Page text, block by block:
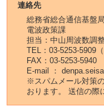
連絡先
総務省総合通信基盤
電波政策課
担当：中山周波数調
TEL：03-5253-5909（
FAX：03-5253-5940
E-mail ：
※スパムメール対策
おります。 送信の際